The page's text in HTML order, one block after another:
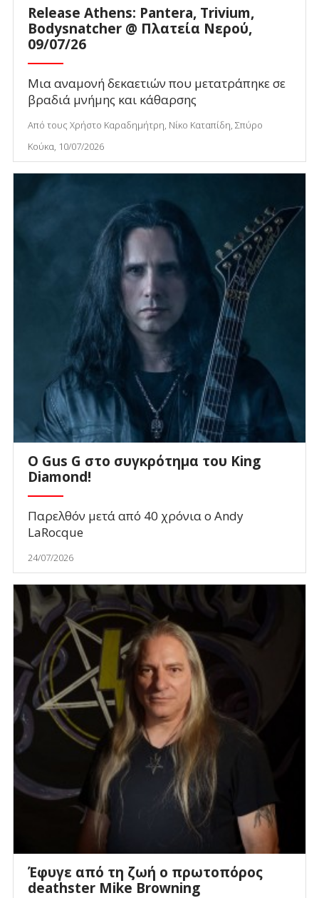
Release Athens: Pantera, Trivium,
Bodysnatcher @ Πλατεία Νερού,
09/07/26
Μια αναμονή δεκαετιών που μετατράπηκε σε
βραδιά μνήμης και κάθαρσης
Από τους Χρήστο Καραδημήτρη, Νίκο Καταπίδη, Σπύρο
Κούκα, 10/07/2026
O Gus G στο συγκρότημα του King
Diamond!
Παρελθόν μετά από 40 χρόνια ο Andy
LaRocque
24/07/2026
Έφυγε από τη ζωή ο πρωτοπόρος
deathster Mike Browning